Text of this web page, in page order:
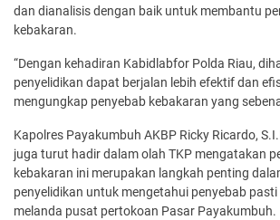
dan dianalisis dengan baik untuk membantu
kebakaran.
“Dengan kehadiran Kabidlabfor Polda Riau,
penyelidikan dapat berjalan lebih efektif dan
mengungkap penyebab kebakaran yang
Kapolres Payakumbuh AKBP Ricky Ricardo,
juga turut hadir dalam olah TKP mengatakan
kebakaran ini merupakan langkah penting
penyelidikan untuk mengetahui penyebab
melanda pusat pertokoan Pasar Payakumbuh.